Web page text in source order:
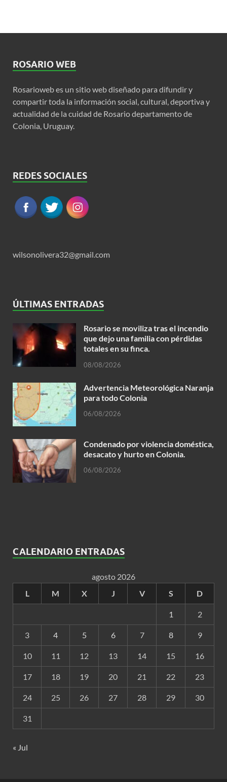
ROSARIO WEB
Rosarioweb es un sitio web diseñado para difundir y
compartir toda la información social, cultural, deportiva y
actualidad de la cuidad de Rosario departamento de
Colonia, Uruguay.
REDES SOCIALES
wilsonolivera32@gmail.com
ÚLTIMAS ENTRADAS
Rosario se moviliza tras el incendio
que dejo una familia con pérdidas
totales en su finca.
08/08/2026
Advertencia Meteorológica Naranja
para todo Colonia
06/08/2026
Condenado por violencia doméstica,
desacato y hurto en Colonia.
06/08/2026
CALENDARIO ENTRADAS
agosto 2026
L
M X J V S D
1 2
3 4 5 6 7 8 9
10 11 12 13 14 15 16
17 18 19 20 21 22 23
24 25 26 27 28 29 30
31
« Jul